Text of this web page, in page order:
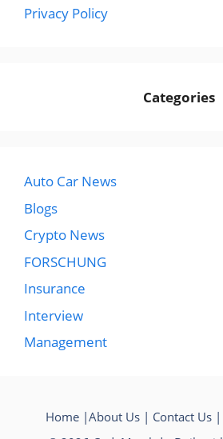
Privacy Policy
Categories
Auto Car News
Blogs
Crypto News
FORSCHUNG
Insurance
Interview
Management
Home|About Us| Contact Us|